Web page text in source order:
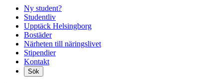
Ny student?
Studentliv
Upptäck Helsingborg
Bostäder
Närheten till näringslivet
Stipendier
Kontakt
Sök